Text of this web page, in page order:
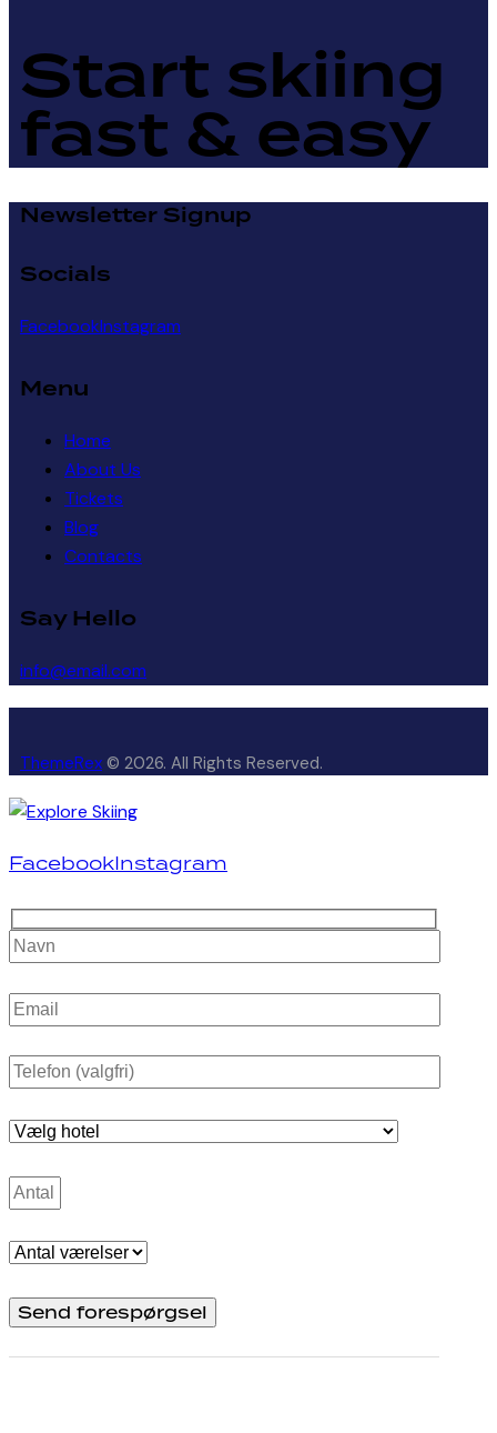
Start skiing
fast & easy
Newsletter Signup
Socials
FacebookInstagram
Menu
Home
About Us
Tickets
Blog
Contacts
Say Hello
info@email.com
ThemeRex © 2026. All Rights Reserved.
FacebookInstagram